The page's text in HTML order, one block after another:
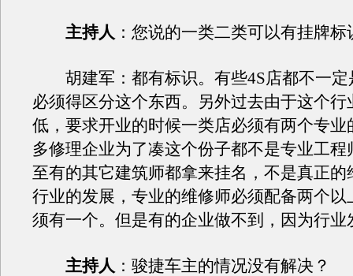
主持人 ：您说的一类二类可以有挂牌标
胡建军：都有标识。有些4S店都不一定
必须得区分这个东西。另外过去由于这个行
低，要求开业的时候一类店必须有两个专业
多修理企业为了凑这个份子都不是专业工程
至有的其它建筑师都拿来挂名，不是真正的
行业的发展，专业的维修师必须配备两个以
须有一个。但是有的企业做不到，因为行业
主持人 ：骏捷车主的情况没有解决？